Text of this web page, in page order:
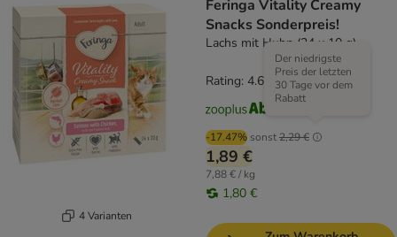
4 Varianten
Feringa Vitality Creamy
Snacks Sonderpreis!
Lachs mit Huhn (24 x 10 g)
-17.47% sonst2,29 €
Der niedrigste
Preis der letzten
30 Tage vor dem
Rabatt
1,89 €
7,88 € / kg
1,80 €
Rating: 4.6/5 (127